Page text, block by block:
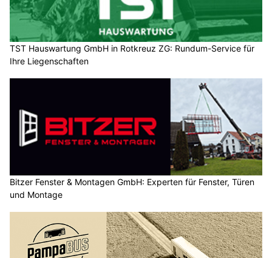
TST Hauswartung GmbH in Rotkreuz ZG: Rundum-Service für
Ihre Liegenschaften
Bitzer Fenster & Montagen GmbH: Experten für Fenster, Türen
und Montage